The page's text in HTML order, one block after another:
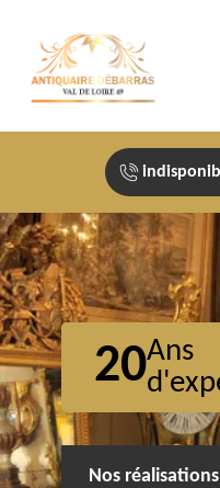
20Ans
Nos réalisations